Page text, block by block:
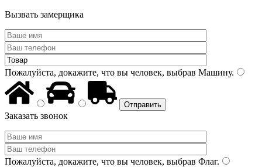
Вызвать замерщика
Пожалуйста, докажите, что вы человек, выбрав Машину.
Заказать звонок
Пожалуйста, докажите, что вы человек, выбрав Флаг.